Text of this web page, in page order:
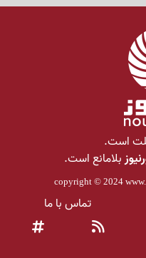
است.
بلامانع است.
copyright © 2024
تماس با ما